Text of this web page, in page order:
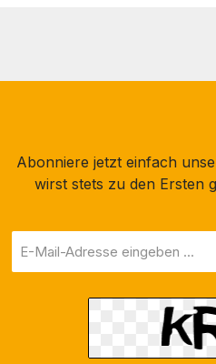
Abonniere jetzt einfach
wirst stets zu den Ersten
Mail-